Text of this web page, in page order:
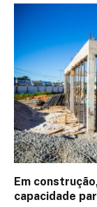
Em
capacidade